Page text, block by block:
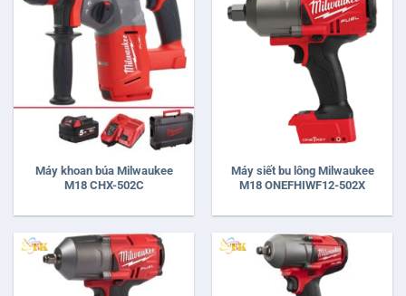
Máy khoan búa Milwaukee
M18 CHX-502C
Máy siết bu lông Milwaukee
M18 ONEFHIWF12-502X